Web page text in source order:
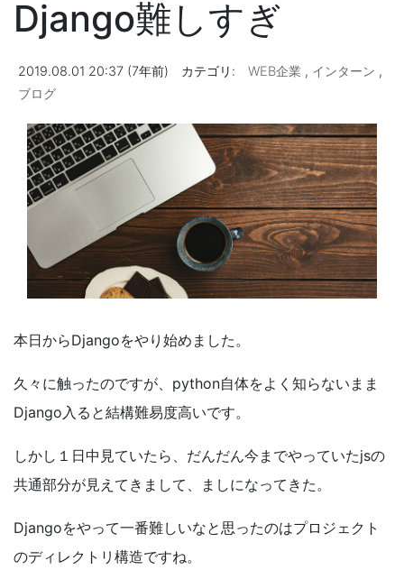
Django難しすぎ
2019.08.01 20:37 (7年前) カテゴリ: WEB企業 , インターン ,
ブログ
本日からDjangoをやり始めました。
久々に触ったのですが、 python自体をよく知らないまま
Django入ると結構難易度高いです。
しかし１日中見ていたら、だんだん今までやっていたjsの
共通部分が見えてきまして、ましになってきた。
Djangoをやって一番難しいなと思ったのはプロジェクト
のディレクトリ構造ですね。